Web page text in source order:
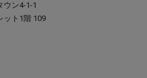
ウン4-1-1
ット1階 109